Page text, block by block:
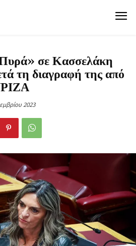
σε Κασσελάκη
τη διαγραφή της από
2023